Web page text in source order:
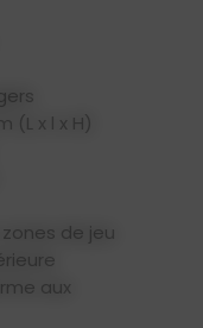
(L x l x H)
de jeu
aux